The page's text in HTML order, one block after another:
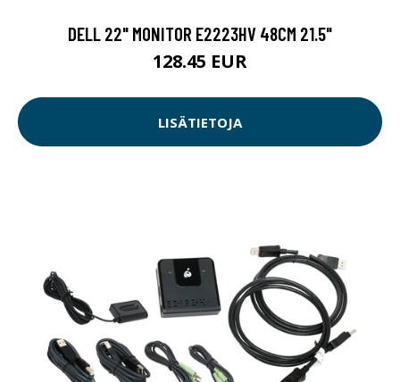
DELL 22" MONITOR E2223HV 48CM 21.5"
128.45 EUR
LISÄTIETOJA